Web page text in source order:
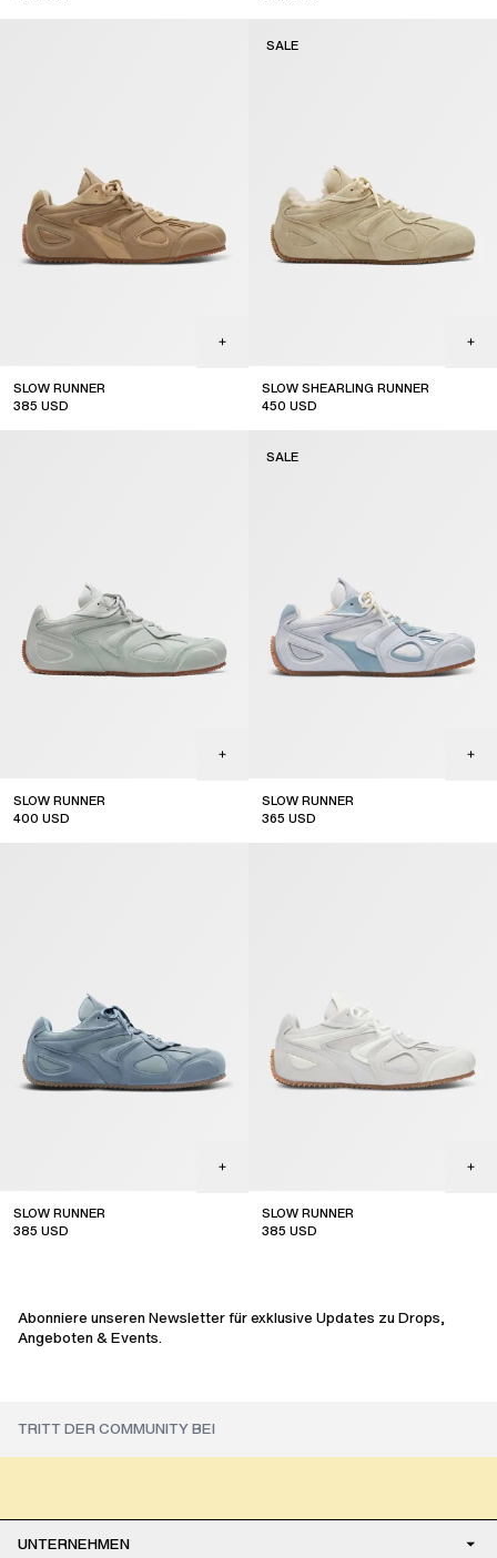
SLOW RUNNER
385 USD
SLOW SHEARLING RUNNER
450 USD
SALE
SLOW RUNNER
400 USD
SLOW RUNNER
365 USD
SALE
SLOW RUNNER
385 USD
SLOW RUNNER
385 USD
Abonniere unseren Newsletter für exklusive Updates zu Drops,
Angeboten & Events.
UNTERNEHMEN